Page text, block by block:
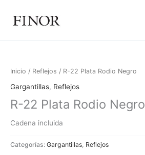
contenido
Inicio / Reflejos / R-22 Plata Rodio Negro
Gargantillas, Reflejos
R-22 Plata Rodio Negro
Cadena incluida
Categorías: Gargantillas, Reflejos